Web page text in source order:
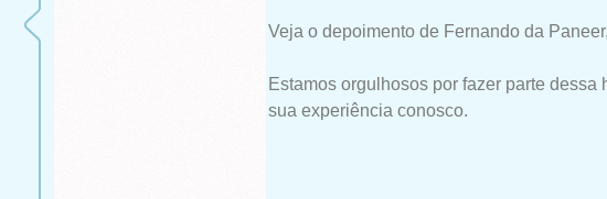
Veja o depoimento de Fernando da
Estamos orgulhosos por fazer parte
sua experiência conosco.